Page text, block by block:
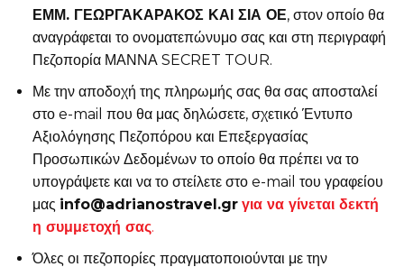
ΕΜΜ. ΓΕΩΡΓΑΚΑΡΑΚΟΣ ΚΑΙ ΣΙΑ ΟΕ, στον οποίο θα
αναγράφεται το ονοματεπώνυμο σας και στη περιγραφή
Πεζοπορία ΜΑΝΝΑ SECRET TOUR.
Με την αποδοχή της πληρωμής σας θα σας αποσταλεί
στο e-mail που θα μας δηλώσετε, σχετικό Έντυπο
Αξιολόγησης Πεζοπόρου και Επεξεργασίας
Προσωπικών Δεδομένων το οποίο θα πρέπει να το
υπογράψετε και να το στείλετε στο e-mail του γραφείου
μας info@adrianostravel.gr για να γίνεται δεκτή
η συμμετοχή σας.
Όλες οι πεζοπορίες πραγματοποιούνται με την